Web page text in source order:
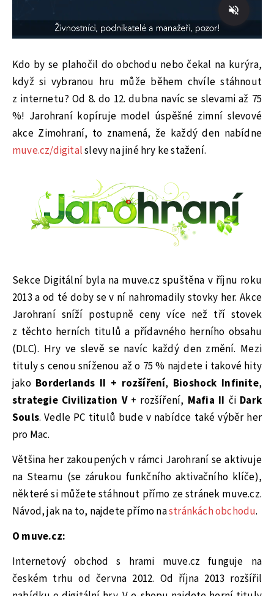
Kdo by se plahočil do obchodu nebo čekal na kurýra,
když si vybranou hru může během chvíle stáhnout
z internetu? Od 8. do 12. dubna navíc se slevami až 75
%! Jarohraní kopíruje model úspěšné zimní slevové
akce Zimohraní, to znamená, že každý den nabídne
muve.cz/digitalslevy na jiné hry ke stažení.
Sekce Digitální byla na muve.cz spuštěna v říjnu roku
2013 a od té doby se v ní nahromadily stovky her. Akce
Jarohraní sníží postupně ceny více než tří stovek
z těchto herních titulů a přídavného herního obsahu
(DLC). Hry ve slevě se navíc každý den změní. Mezi
tituly s cenou sníženou až o 75 % najdete i takové hity
jako Borderlands II + rozšíření, Bioshock Infinite,
strategie Civilization V+ rozšíření, Mafia II či Dark
Souls. Vedle PC titulů bude v nabídce také výběr her
pro Mac.
Většina her zakoupených v rámci Jarohraní se aktivuje
na Steamu (se zárukou funkčního aktivačního klíče),
některé si můžete stáhnout přímo ze stránek muve.cz.
Návod, jak na to, najdete přímo nastránkách obchodu.
O muve.cz:
Internetový obchod s hrami muve.cz funguje na
českém trhu od června 2012. Od října 2013 rozšířil